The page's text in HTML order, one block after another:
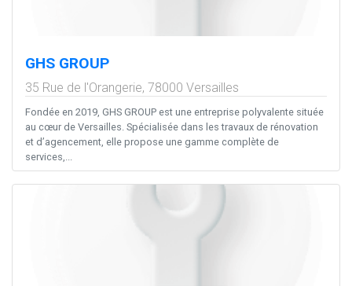
GHS GROUP
35 Rue de l'Orangerie, 78000 Versailles
Fondée en 2019, GHS GROUP est une entreprise polyvalente située
au cœur de Versailles. Spécialisée dans les travaux de rénovation
et d’agencement, elle propose une gamme complète de
services,...